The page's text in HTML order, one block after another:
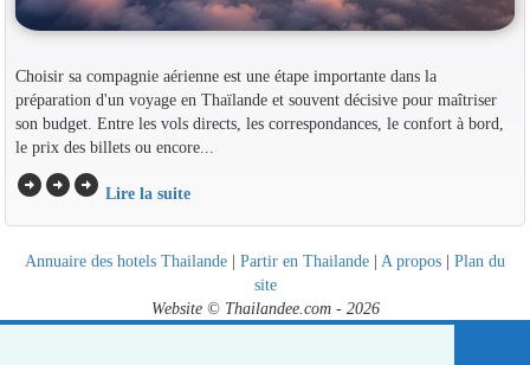
Choisir sa compagnie aérienne est une étape importante dans la
préparation d'un voyage en Thaïlande et souvent décisive pour maîtriser
son budget. Entre les vols directs, les correspondances, le confort à bord,
le prix des billets ou encore...
arrow_circle_rightarrow_circle_rightarrow_circle_right Lire la suite
Annuaire des hotels Thailande | Partir en Thailande | A propos | Plan du
site
Website © Thailandee.com - 2026